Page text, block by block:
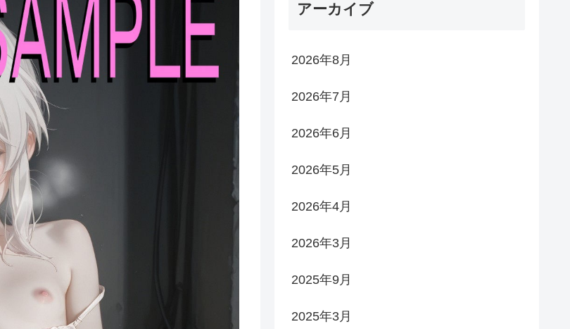
アーカイブ
2026年8月
2026年7月
2026年6月
2026年5月
2026年4月
2026年3月
2025年9月
2025年3月